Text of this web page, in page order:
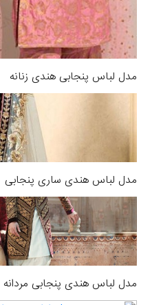
مدل لباس پنجابی هندی زنانه
مدل لباس هندی ساری پنجابی
مدل لباس هندی پنجابی مردانه